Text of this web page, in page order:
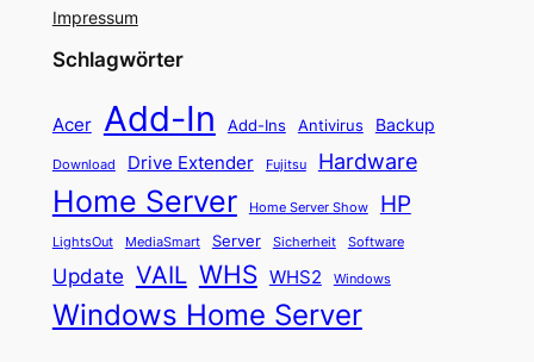
Impressum
Schlagwörter
Acer Add-In Add-Ins Antivirus Backup
Download Drive Extender Fujitsu Hardware
Home Server Home Server Show HP
LightsOut MediaSmart Server Sicherheit Software
Update VAIL WHS WHS2 Windows
Windows Home Server